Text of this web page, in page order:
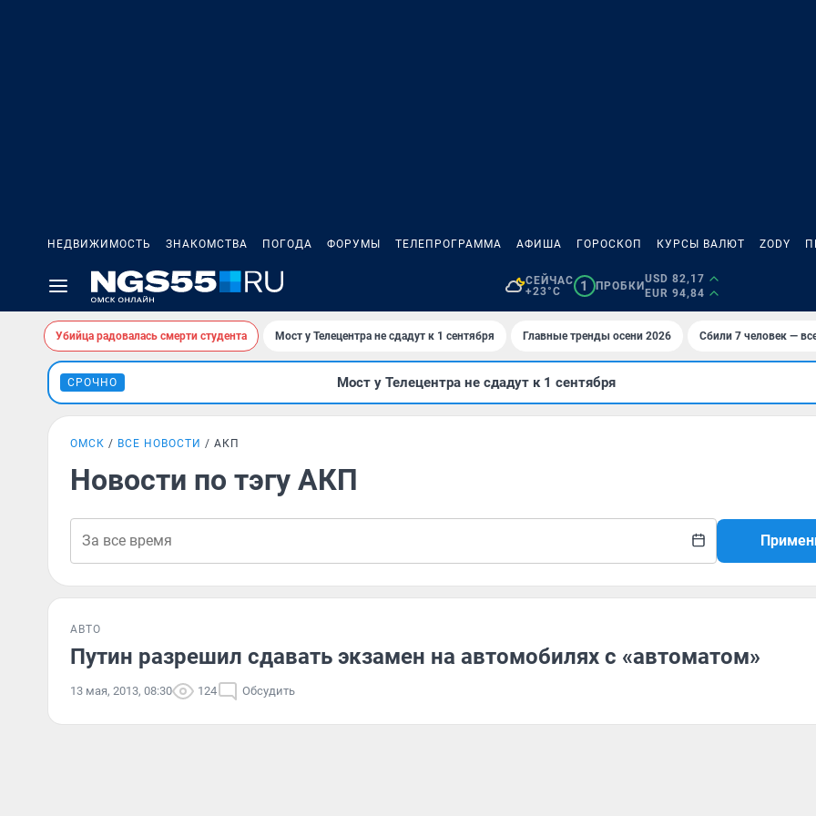
НЕДВИЖИМОСТЬ ЗНАКОМСТВА ПОГОДА ФОРУМЫ ТЕЛЕПРОГРАММА АФИША ГОРОСКОП КУРСЫ ВАЛЮТ ZODY
СЕЙЧАС
+23°C
1 ПРОБКИ
USD 82,17
EUR 94,84
Убийца радовалась смерти студента Мост у Телецентра не сдадут к 1 сентября Главные тренды осени 2026 Сбили 7 человек —
СРОЧНО Мост у Телецентра не сдадут к 1 сентября
ОМСК ВСЕ НОВОСТИ АКП
Новости по тэгу АКП
АВТО
Путин разрешил сдавать экзамен на автомобилях с «автоматом»
13 мая, 2013, 08:30 124 Обсудить